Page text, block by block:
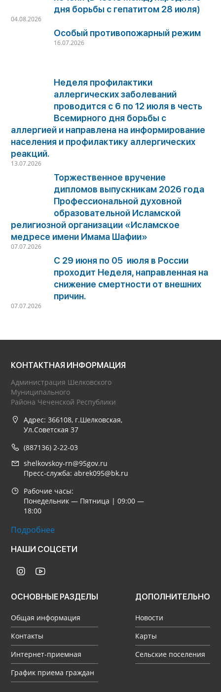
дня борьбы с гепатитом 28 июля)
04.08.2026
Особый противопожарный режим
16.07.2026
Неделя профилактики
аллергических заболеваний
проводится с 6 по 12 июля в честь
Всемирного дня борьбы с
аллергией и направлена на информирование
населения и профилактику аллергических
реакций.
13.07.2026
Торжественное вручение
дипломов выпускникам 2026 года
Профессиональной духовной
образовательной Исламской
религиозной организации «Исламское
медресе имени Имама Шафии»
07.07.2026
С 29 июня по 05 июля в России
проходит Неделя, направленная на
снижение смертности от внешних
причин.
07.07.2026
КОНТАКТНАЯ ИНФОРМАЦИЯ
Администрация Шелковского
Муниципального
Района Чеченской Республики
Адрес: 366108, г.Шелковская,
Ул.Советская 37
(887136) 2-22-03
shelkovskoy-rn@95gov.ru
Пресс-служба: abrek095@bk.ru
Рабочие часы:
Понедельник — Пятница | 09:00 —
18:00
Подробнее
НАШИ СОЦСЕТИ
ОСНОВНЫЕ РАЗДЕЛЫ
Общая информация
Контакты
Интернет-приемная
График приема граждан
ДОПОЛНИТЕЛЬНО
Новости
Карты
Сельские поселения